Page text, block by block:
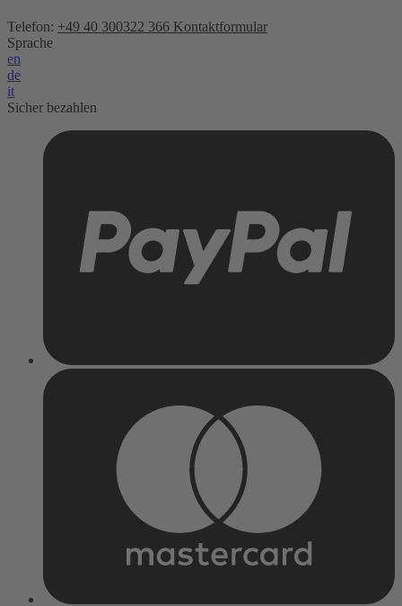
Telefon: +49 40 300322 366 Kontaktformular
Sprache
en
de
it
Sicher bezahlen